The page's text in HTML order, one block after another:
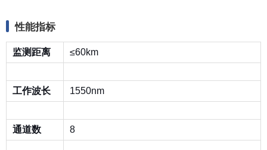
性能指标
监测 距离 ≤60km
工作波长 1550nm
通道数 8